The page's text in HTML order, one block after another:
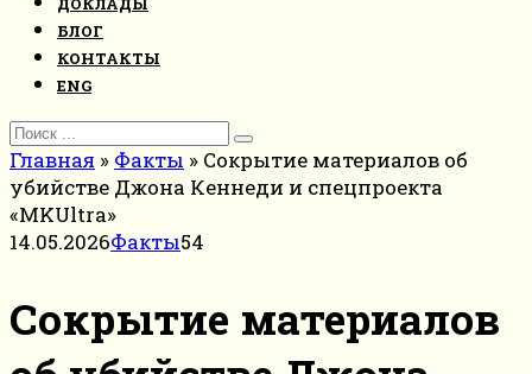
БЛОГ
КОНТАКТЫ
ENG
Search
for:
Главная » Факты » Сокрытие материалов об
убийстве Джона Кеннеди и спецпроекта
«MKUltra»
14.05.2026Факты54
Сокрытие материалов